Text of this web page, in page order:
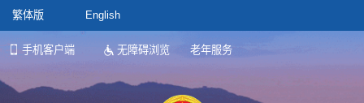
繁体版 English
手机客户端 无障碍浏览 老年服务